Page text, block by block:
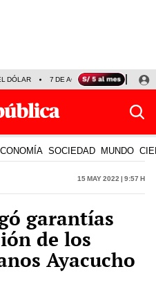
DÓLAR 7 DE AGOSTO OLLANTA
SOCIEDAD MUNDO
15 May 2022 | 9:57 h
garantías
de los
Ayacucho